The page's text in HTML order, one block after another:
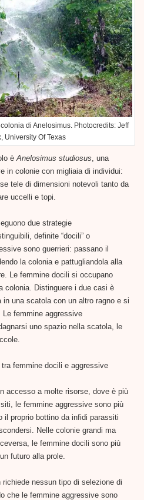
di Anelosimus. Photocredits: Jeff
University Of Texas
è Anelosimus studiosus , una
in colonie con migliaia di individui:
tele di dimensioni notevoli tanto da
uccelli e topi.
due strategie
definite “docili” o
sono guerrieri: passano il
la colonia e pattugliandola alla
Le femmine docili si occupano
colonia. Distinguere i due casi è
una scatola con un altro ragno e si
femmine aggressive
uno spazio nella scatola, le
femmine docili e aggressive
accesso a molte risorse, dove è più
le femmine aggressive sono più
il proprio bottino da infidi parassiti
Nelle colonie grandi ma
le femmine docili sono più
futuro alla prole.
nessun tipo di selezione di
che le femmine aggressive sono